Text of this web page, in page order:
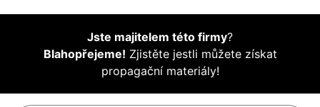
Jste majitelem této firmy?
Blahopřejeme! Zjistěte jestli můžete získat
propagační materiály!